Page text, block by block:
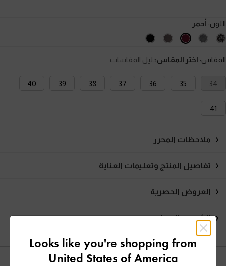
اللون: أحمر
المقاس: اختر المقاسدليل المقاسات
34
35
36
37
38
39
40
41
ملاحظات المحرر
تفاصيل المنتج وتعليمات العناية
العروض الحصرية
الشحن والإرجاع
Looks like you're shopping from
United States of America